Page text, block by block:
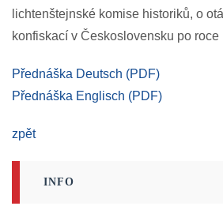
lichtenštejnské komise historiků, o
konfiskací v Československu po roce
Přednáška Deutsch (PDF)
Přednáška Englisch (PDF)
zpět
INFO